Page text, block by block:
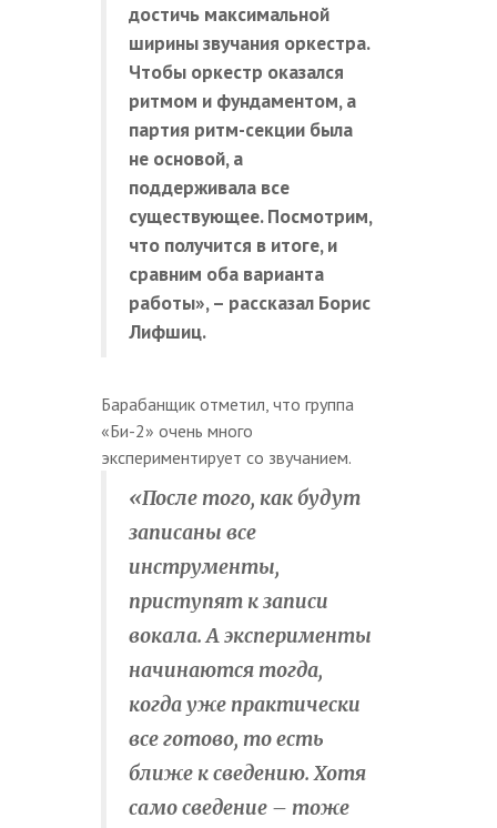
достичь максимальной
ширины звучания оркестра.
Чтобы оркестр оказался
ритмом и фундаментом, а
партия ритм-секции была
не основой, а
поддерживала все
существующее. Посмотрим,
что получится в итоге, и
сравним оба варианта
работы», – рассказал Борис
Лифшиц.
Барабанщик отметил, что группа
«Би-2» очень много
экспериментирует со звучанием.
«После того, как будут
записаны все
инструменты,
приступят к записи
вокала. А эксперименты
начинаются тогда,
когда уже практически
все готово, то есть
ближе к сведению. Хотя
само сведение – тоже